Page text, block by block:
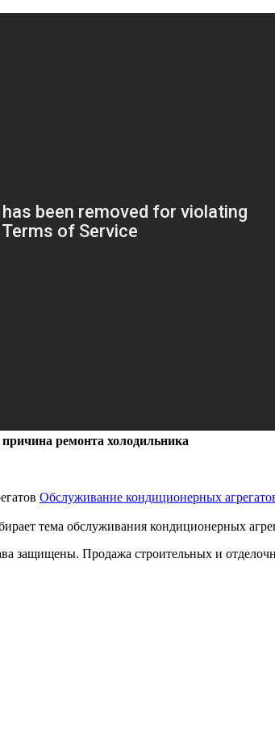
ремонта холодильника
Обслуживание кондиционерных
тема обслуживания кондиционерных
защищены. Продажа строительных и